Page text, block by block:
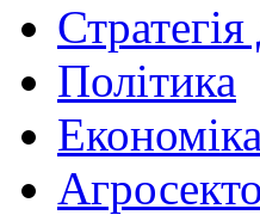
Політика